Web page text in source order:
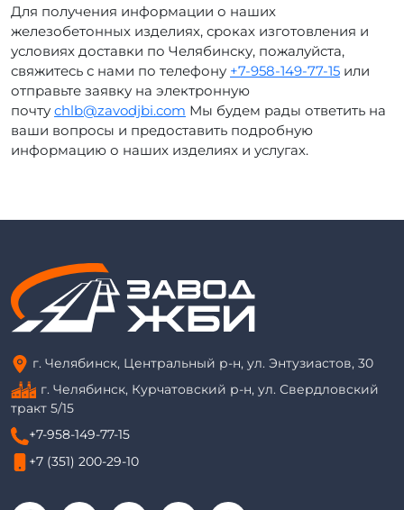
Для получения информации о наших
железобетонных изделиях, сроках изготовления и
условиях доставки по Челябинску, пожалуйста,
свяжитесь с нами по телефону +7-958-149-77-15 или
отправьте заявку на электронную
почту chlb@zavodjbi.com Мы будем рады ответить на
ваши вопросы и предоставить подробную
информацию о наших изделиях и услугах.
г. Челябинск, Центральный р-н, ул. Энтузиастов, 30
г. Челябинск, Курчатовский р-н, ул. Свердловский
тракт 5/15
+7-958-149-77-15
+7 (351) 200-29-10